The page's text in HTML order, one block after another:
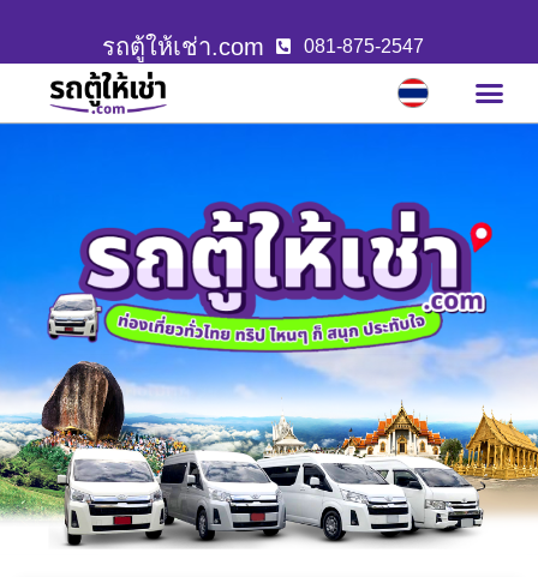
รถตู้ให้เช่า.com 081-875-2547